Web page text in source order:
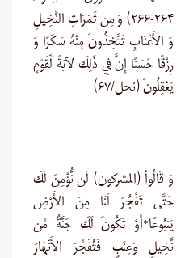
۲۶۴-۲۶۶) وَ مِن ثَمَرَاتِ النَّخِيلِ
وَ الأَعْنَابِ تَتَّخِذُونَ مِنْهُ سَكَرًا وَ
رِزْقًا حَسَنًا إِنَّ فِي ذَلِكَ لآيَةً لِّقَوْمٍ
يَعْقِلُونَ (نحل/۶۷)
وَ قَالُواْ (المشرکون) لَن نُّؤْمِنَ لَكَ
حَتَّى تَفْجُرَ لَنَا مِنَ الأَرْضِ
يَنبُوعًا*أَوْ تَكُونَ لَكَ جَنَّةٌ مِّن
نَّخِيلٍ وَعِنَبٍ فَتُفَجِّرَ الأَنْهَارَ